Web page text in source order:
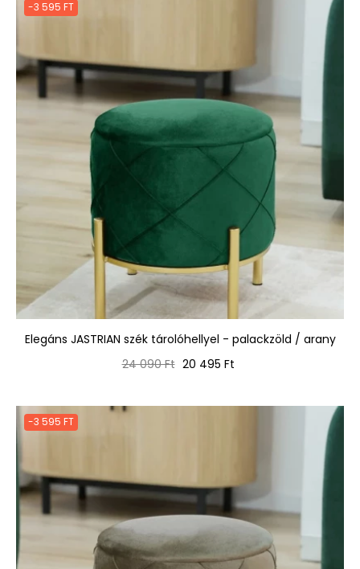
-3 595 FT
Elegáns JASTRIAN szék tárolóhellyel - palackzöld / arany
Normál
24 090 Ft Ár
20 495 Ft
-3 595 FT